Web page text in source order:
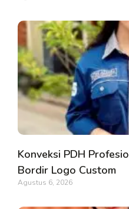
Konveksi PDH
Bordir Logo Custom
Agustus 6, 2026